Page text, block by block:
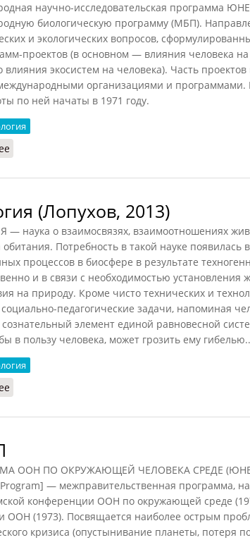
научно-исследовательская программа
биологическую программу (МБП).
и экологических вопросов,
проектов (в основном — влияния человека
влияния экосистем на человека). Часть
организациями и программами.
по ней начаты в 1971 году.
(Лопухов, 2013)
— наука о взаимосвязях, взаимоотношениях
обитания. Потребность в такой науке появилась
процессов в биосфере в результате
и в связи с необходимостью установления
на природу. Кроме чисто технических и
педагогические задачи, напоминая
элемент единой равновесной
в пользу человека, может грозить ему
ООН ПО ОКРУЖАЮЩЕЙ ЧЕЛОВЕКА СРЕДЕ
— межправительственная программа,
конференции ООН по окружающей среде
ООН (1973). Посвящается наиболее острым
кризиса (опустынивание планеты, потеря